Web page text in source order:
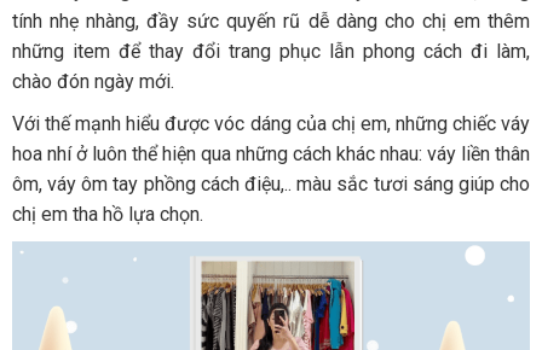
tính nhẹ nhàng, đầy sức quyến rũ dễ dàng cho chị em thêm
những item để thay đổi trang phục lẫn phong cách đi làm,
chào đón ngày mới.
Với thế mạnh hiểu được vóc dáng của chị em, những chiếc váy
hoa nhí ở luôn thể hiện qua những cách khác nhau: váy liền thân
ôm, váy ôm tay phồng cách điệu,.. màu sắc tươi sáng giúp cho
chị em tha hồ lựa chọn.